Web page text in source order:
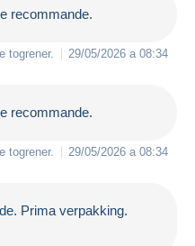
recommande.
togrener. 29/05/2026 a 08:34
recommande.
togrener. 29/05/2026 a 08:34
Prima verpakking.